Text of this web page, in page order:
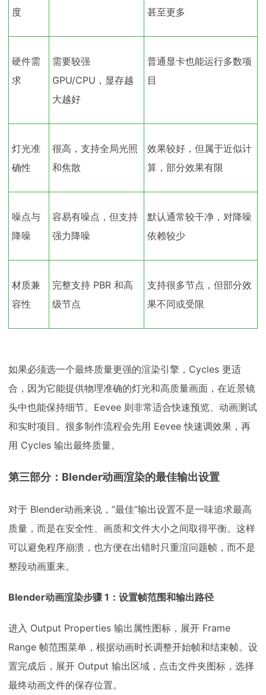
度
甚至更多
硬件需
求
需要较强
GPU/CPU，显存越
大越好
普通显卡也能运行多数项
目
灯光准
确性
很高，支持全局光照
和焦散
效果较好，但属于近似计
算，部分效果有限
噪点与
降噪
容易有噪点，但支持
强力降噪
默认通常较干净，对降噪
依赖较少
材质兼
容性
完整支持 PBR 和高
级节点
支持很多节点，但部分效
果不同或受限
如果必须选一个最终质量更强的渲染引擎，Cycles 更适
合，因为它能提供物理准确的灯光和高质量画面，在近景镜
头中也能保持细节。Eevee 则非常适合快速预览、动画测试
和实时项目。很多制作流程会先用 Eevee 快速调效果，再
用 Cycles 输出最终质量。
第三部分：Blender动画渲染的最佳输出设置
对于 Blender动画来说，“最佳”输出设置不是一味追求最高
质量，而是在安全性、画质和文件大小之间取得平衡。这样
可以避免程序崩溃，也方便在出错时只重渲问题帧，而不是
整段动画重来。
Blender动画渲染步骤 1：设置帧范围和输出路径
进入 Output Properties 输出属性图标，展开 Frame
Range 帧范围菜单，根据动画时长调整开始帧和结束帧。设
置完成后，展开 Output 输出区域，点击文件夹图标，选择
最终动画文件的保存位置。